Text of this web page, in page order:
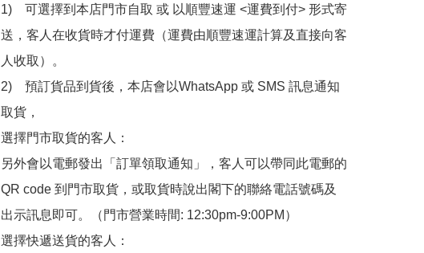
1)　可選擇到本店門市自取 或 以順豐速運 <運費到付> 形式寄
送，客人在收貨時才付運費（運費由順豐速運計算及直接向客
人收取）。
2)　預訂貨品到貨後，本店會以WhatsApp 或 SMS 訊息通知
取貨，
選擇門市取貨的客人：
另外會以電郵發出「訂單領取通知」，客人可以帶同此電郵的
QR code 到門市取貨，或取貨時說出閣下的聯絡電話號碼及
出示訊息即可。（門市營業時間: 12:30pm-9:00PM）
選擇快遞送貨的客人：